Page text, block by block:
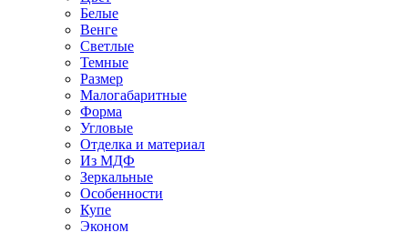
Белые
Венге
Светлые
Темные
Размер
Малогабаритные
Форма
Угловые
Отделка и материал
Из МДФ
Зеркальные
Особенности
Купе
Эконом